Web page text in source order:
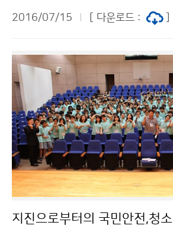
습니다. ※ 해피해피 캠페인 : ‘여름엔
온열질환 피해를 최소화하기 위해
국민안전처와 밥상공동체연탄은행이
기상청은 기후변화로 매년 폭염강도
황인만큼 관계부처와 지역사회, 기업
화해 폭염피해 예방을 위한 홍보를 확
2016/07/15 [ 다운로드 :